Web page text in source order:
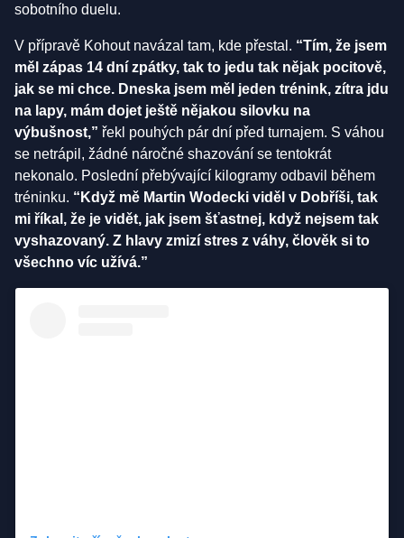
sobotního duelu.
V přípravě Kohout navázal tam, kde přestal. “Tím, že jsem
měl zápas 14 dní zpátky, tak to jedu tak nějak pocitově,
jak se mi chce. Dneska jsem měl jeden trénink, zítra jdu
na lapy, mám dojet ještě nějakou silovku na
výbušnost,” řekl pouhých pár dní před turnajem. S váhou
se netrápil, žádné náročné shazování se tentokrát
nekonalo. Poslední přebývající kilogramy odbavil během
tréninku. “Když mě Martin Wodecki viděl v Dobříši, tak
mi říkal, že je vidět, jak jsem šťastnej, když nejsem tak
vyshazovaný. Z hlavy zmizí stres z váhy, člověk si to
všechno víc užívá.”